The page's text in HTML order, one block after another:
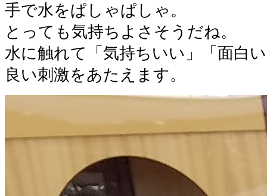
手で水をぱしゃぱしゃ。
とっても気持ちよさそうだね。
水に触れて「気持ちいい」「面白
良い刺激をあたえます。